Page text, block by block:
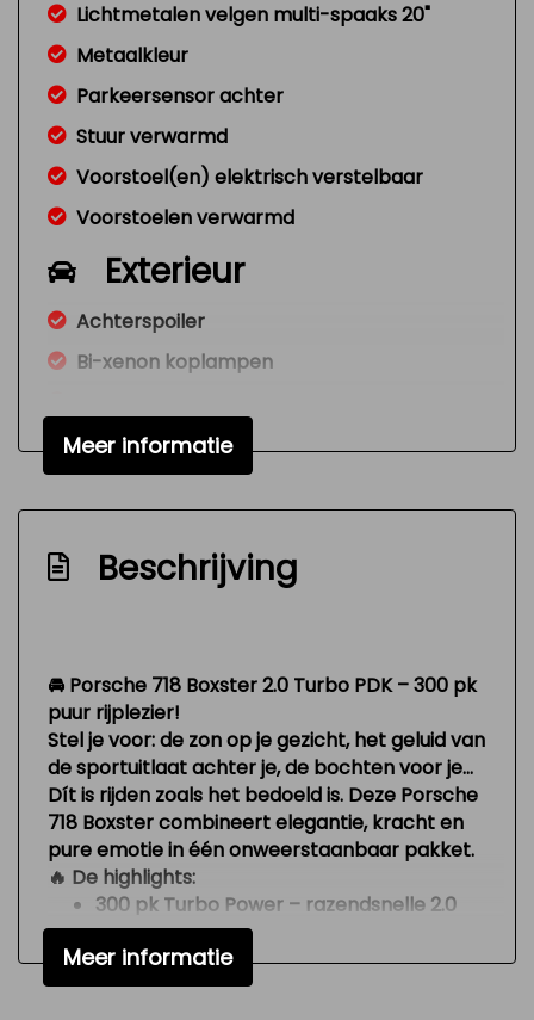
Lichtmetalen velgen multi-spaaks 20"
Metaalkleur
Parkeersensor achter
Stuur verwarmd
Voorstoel(en) elektrisch verstelbaar
Voorstoelen verwarmd
Exterieur
Achterspoiler
Bi-xenon koplampen
Buitenspiegels elektrisch verstelbaar
Buitenspiegels verwarmbaar
Centrale vergrendeling met
afstandsbediening
Elektrisch bedienbare kap
Led achterlichten
Led dagrijverlichting
Lichtmetalen velgen multi-spaaks 20"
Metaalkleur
Park distance control
Parkeersensor achter
Sportvelgen
Meer informatie
Beschrijving
🚘 Porsche 718 Boxster 2.0 Turbo PDK – 300 pk
puur rijplezier!
Stel je voor: de zon op je gezicht, het geluid van
de sportuitlaat achter je, de bochten voor je…
Dít is rijden zoals het bedoeld is. Deze Porsche
718 Boxster combineert elegantie, kracht en
pure emotie in één onweerstaanbaar pakket.
🔥 De highlights:
300 pk Turbo Power – razendsnelle 2.0
boxer motor met PDK-automaat.
Sportuitlaat– intens geluid, sportief én
opzienbarend.
Meer informatie